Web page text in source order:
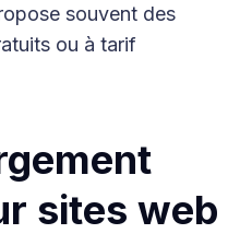
souvent des
ou à tarif
sites web